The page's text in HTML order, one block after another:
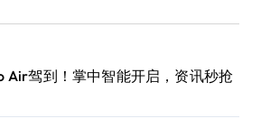
Air驾到！掌中智能开启，资讯秒抢